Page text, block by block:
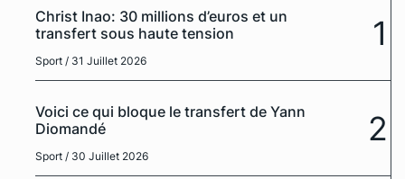
Christ Inao: 30 millions d’euros et un
transfert sous haute tension
Sport / 31 Juillet 2026
1
Voici ce qui bloque le transfert de Yann
Diomandé
Sport / 30 Juillet 2026
2